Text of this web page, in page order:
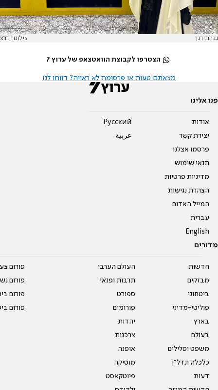
גברת דגן צילום: יח"צ
הצטרפו לקבוצת הוואטצאפ של ערוץ 7
מצאתם טעות או פרסומת לא ראויה? דווחו לנו
פנו אלינו
אודות
יצירת קשר
פרסמו אצלנו
תנאי שימוש
מדיניות פרטיות
הצהרת נגישות
המייל האדום
עברית
English
Pусский
عربية
מדורים
חדשות
מבזקים
ביטחוני
פוליטי-מדיני
בארץ
בעולם
משפט ופלילים
כלכלה ונדל"ן
דעות
העולם הערבי
תרבות ופנאי
ספורט
פורומים
יהדות
צרכנות
אופנה
מוסיקה
פיוטקאסט
פורום
פורום
פורום
פורום